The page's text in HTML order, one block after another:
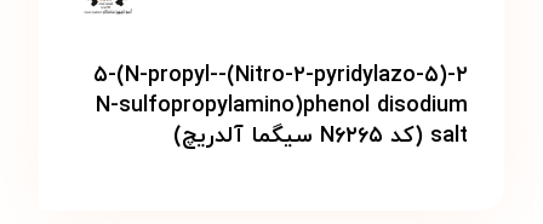
۲-(۵-Nitro-۲-pyridylazo)-۵-(N-propyl-
N-sulfopropylamino)phenol disodium
salt (کد N۶۲۶۵ سیگما آلدریچ)